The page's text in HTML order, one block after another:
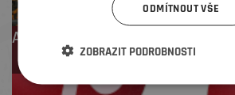
Až 4 % cashback
na další nákup
ODMÍTNOUT VŠE
ZOBRAZIT PODROBNOSTI